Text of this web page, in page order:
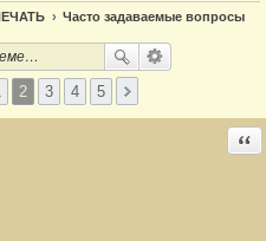
Часто задаваемые вопросы
2 3 4 5